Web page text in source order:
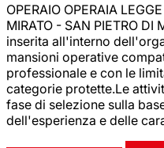
OPERAIO OPERAIA
MIRATO - SAN PIETRO
inserita all'interno
mansioni operative
professionale e con le
categorie protette.Le
fase di selezione sulla
dell'esperienza e delle